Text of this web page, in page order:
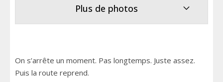
Plus de photos
On s’arrête un moment. Pas longtemps. Juste assez.
Puis la route reprend.